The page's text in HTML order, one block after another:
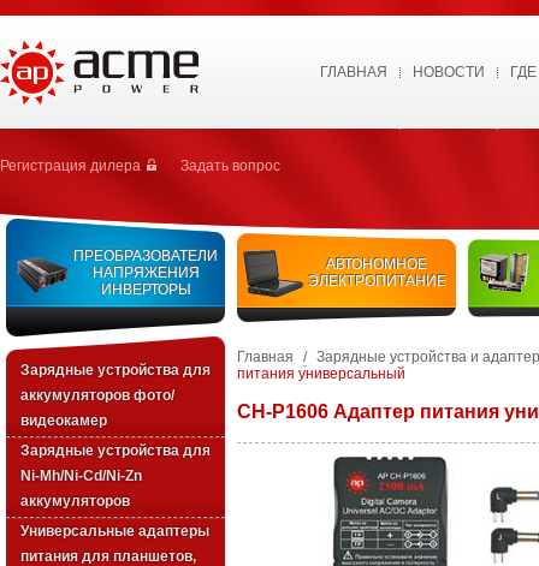
ГЛАВНАЯ НОВОСТИ
Регистрация дилера Задать вопрос
ПРЕОБРАЗОВАТЕЛИ
НАПРЯЖЕНИЯ
ИНВЕРТОРЫ
АВТОНОМНОЕ
ЭЛЕКТРОПИТАНИЕ
Зарядные устройства для
аккумуляторов фото/
видеокамер
Зарядные уcтройства для
Ni-Mh/Ni-Cd/Ni-Zn
аккумуляторов
Универсальные адаптеры
питания для планшетов,
Главная / Зарядные устройства и
питания универсальный
CH-P1606 Адаптер питания